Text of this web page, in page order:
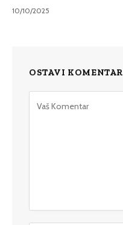
10/10/2025
OSTAVI KOMENTAR